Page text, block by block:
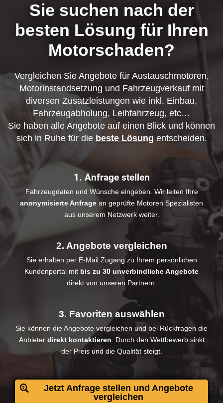
Sie suchen nach der
besten Lösung für Ihren
Motorschaden?
Vergleichen Sie Angebote für Austauschmotoren,
Motorinstandsetzung und Fahrzeugverkauf mit
diversen Zusatzleistungen wie inkl. Einbau,
Fahrzeugabholung, Leihfahrzeug, etc…
Sie haben alle Angebote auf einen Blick und können
sich in Ruhe für die beste Lösungentscheiden.
1. Anfrage stellen
Fahrzeugdaten und Wünsche eingeben. Wir leiten Ihre
anonymisierte Anfrage an geprüfte Motoren Spezialisten
aus unserem Netzwerk weiter.
2. Angebote vergleichen
Sie erhalten per E-Mail Zugang zu Ihrem persönlichen
Kundenportal mit bis zu 30 unverbindliche Angebote
direkt von unseren Partnern.
3. Favoriten auswählen
Sie können die Angebote vergleichen und bei Rückfragen die
Anbieter direkt kontaktieren. Durch den Wettbewerb sinkt
der Preis und die Qualität steigt.
Jetzt Anfrage stellen und Angebote
vergleichen